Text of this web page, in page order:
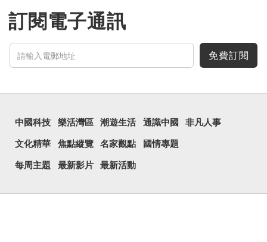
訂閱電子通訊
免費訂閱
中國科技 樂活灣區 潮遊生活 通識中國 非凡人事
文化精華 焦點縱覽 名家觀點 國情專題
每周主題 最新影片 最新活動